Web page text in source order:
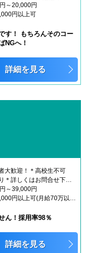
～20,000円
円以上可
す！ もちろんそのコー
NGへ！
詳細を見る
大歓迎！＊高校生不可
～39,000円
ん！採用率98％
詳細を見る